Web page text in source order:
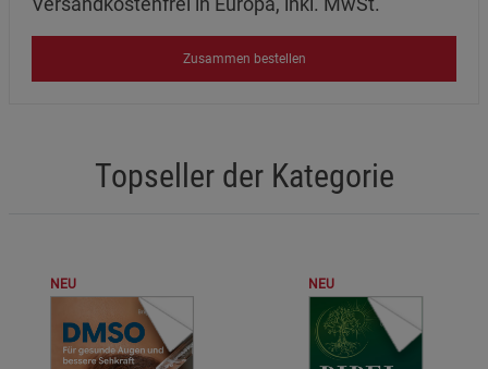
Zusammen bestellen
Topseller der Kategorie
NEU NEU